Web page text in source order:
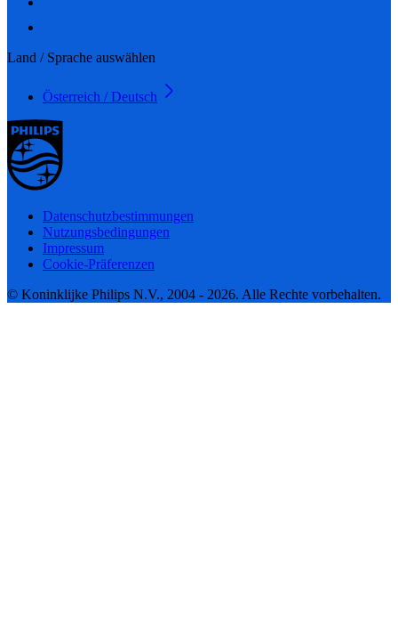
Land / Sprache auswählen
Österreich / Deutsch
Datenschutzbestimmungen
Nutzungsbedingungen
Impressum
Cookie-Präferenzen
© Koninklijke Philips N.V., 2004 - 2026. Alle Rechte vorbehalten.